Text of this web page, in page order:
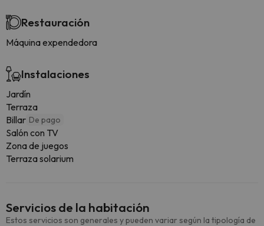
Restauración
Máquina expendedora
Instalaciones
Jardín
Terraza
Billar De pago
Salón con TV
Zona de juegos
Terraza solarium
Servicios de la habitación
Estos servicios son generales y pueden variar según la tipología de